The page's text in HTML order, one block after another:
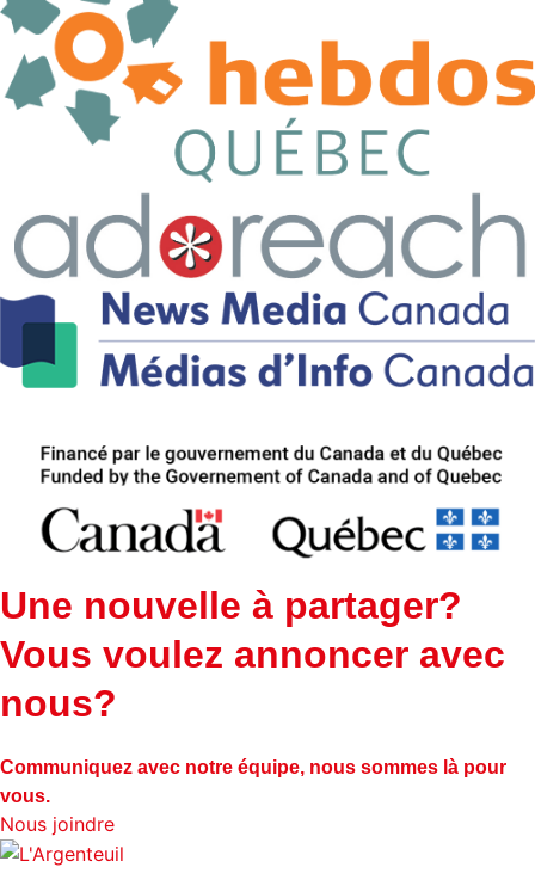
Une nouvelle à partager?
Vous voulez annoncer avec
nous?
Communiquez avec notre équipe, nous sommes là pour
vous.
Nous joindre